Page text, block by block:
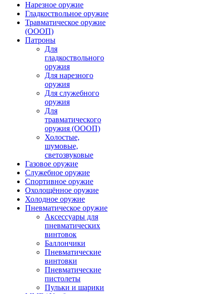
Нарезное оружие
Гладкоствольное оружие
Травматическое оружие
(ОООП)
Патроны
Для
гладкоствольного
оружия
Для нарезного
оружия
Для служебного
оружия
Для
травматического
оружия (ОООП)
Холостые,
шумовые,
светозвуковые
Газовое оружие
Служебное оружие
Спортивное оружие
Охолощённое оружие
Холодное оружие
Пневматическое оружие
Аксессуары для
пневматических
винтовок
Баллончики
Пневматические
винтовки
Пневматические
пистолеты
Пульки и шарики